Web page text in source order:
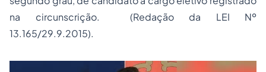
na circunscrição. (Redação da LEI Nº
13.165/29.9.2015).